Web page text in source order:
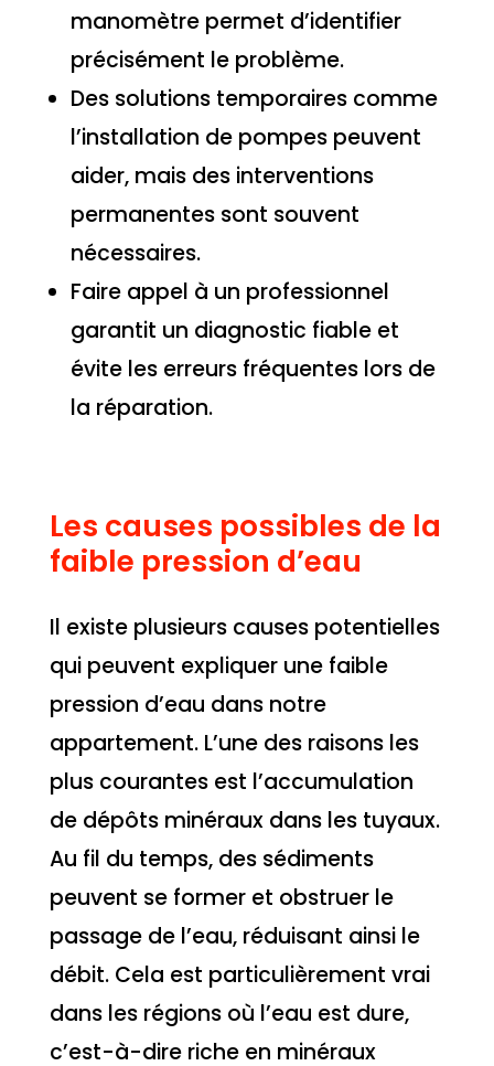
manomètre permet d’identifier
précisément le problème.
Des solutions temporaires comme
l’installation de pompes peuvent
aider, mais des interventions
permanentes sont souvent
nécessaires.
Faire appel à un professionnel
garantit un diagnostic fiable et
évite les erreurs fréquentes lors de
la réparation.
Les causes possibles de la
faible pression d’eau
Il existe plusieurs causes potentielles
qui peuvent expliquer une faible
pression d’eau dans notre
appartement. L’une des raisons les
plus courantes est l’accumulation
de dépôts minéraux dans les tuyaux.
Au fil du temps, des sédiments
peuvent se former et obstruer le
passage de l’eau, réduisant ainsi le
débit. Cela est particulièrement vrai
dans les régions où l’eau est dure,
c’est-à-dire riche en minéraux